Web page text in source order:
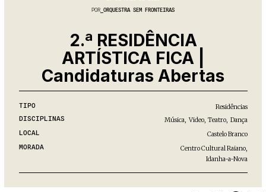
Estatuto Editorial
Política de privacidade
Contactar
Política de privacidade - App
Coffeelabs Cursos curtos
— apoia o Coffeepaste e ajuda-nos a chegar mais longe. Mantém viva a cultura
POR ORQUESTRA SEM FRONTEIRAS
2.ª RESIDÊNCIA
ARTÍSTICA FICA |
Candidaturas Abertas
TIPO Residências
DISCIPLINAS Música, Video, Teatro, Dança
LOCAL Castelo Branco
MORADA
Centro Cultural Raiano,
Idanha-a-Nova